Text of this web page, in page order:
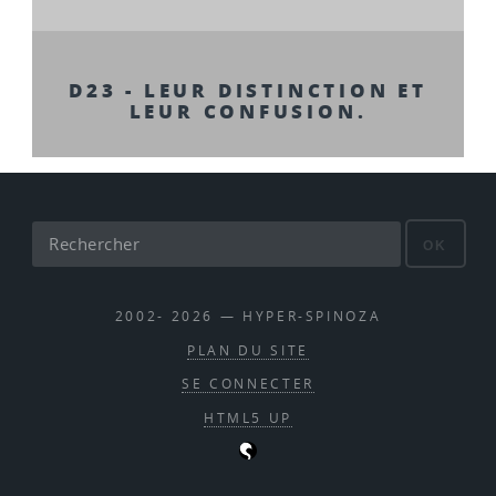
D23 - LEUR DISTINCTION ET
LEUR CONFUSION.
OK
2002- 2026 — HYPER-SPINOZA
PLAN DU SITE
SE CONNECTER
HTML5 UP